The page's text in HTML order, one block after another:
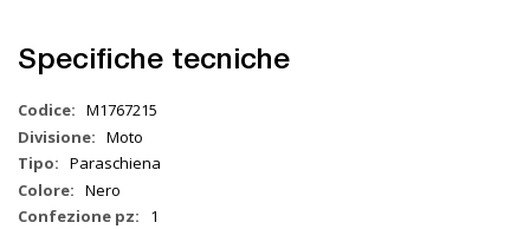
Specifiche tecniche
Maggiori
Informazioni
M1767215
Moto
Paraschiena
Nero
1